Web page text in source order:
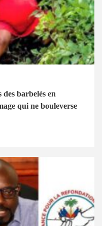
des barbelés en
qui ne bouleverse